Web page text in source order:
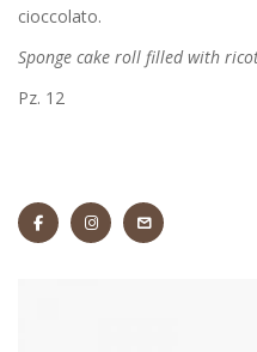
cioccolato.
Sponge cake roll filled with
Pz. 12